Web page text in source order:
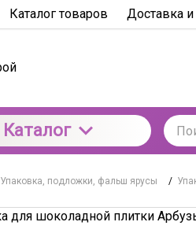
Каталог товаров Доставка и
Каталог
Упаковка, подложки, фальш ярусы /